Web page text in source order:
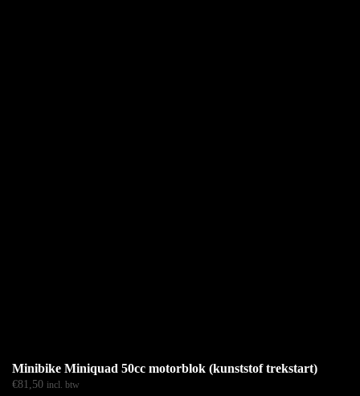
Minibike Miniquad 50cc motorblok (kunststof trekstart)
€81,50 incl. btw